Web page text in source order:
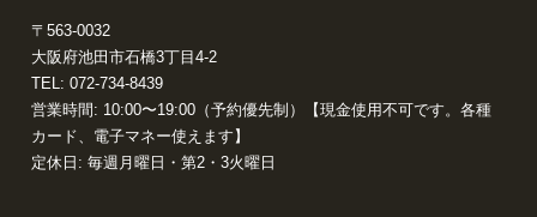
〒563-0032
大阪府池田市石橋3丁目4-2
TEL: 072-734-8439
営業時間: 10:00〜19:00（予約優先制）【現金使用不可です。各種
カード、電子マネー使えます】
定休日: 毎週月曜日・第2・3火曜日